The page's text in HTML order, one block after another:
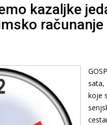
kazaljke
računanje
sata,
koje